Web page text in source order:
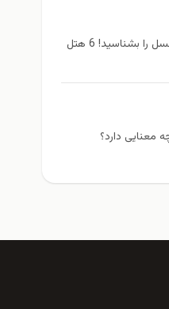
بهترین هتل تهران برای ماه عسل را بشناسید! 6 هتل
معنایی دارد؟